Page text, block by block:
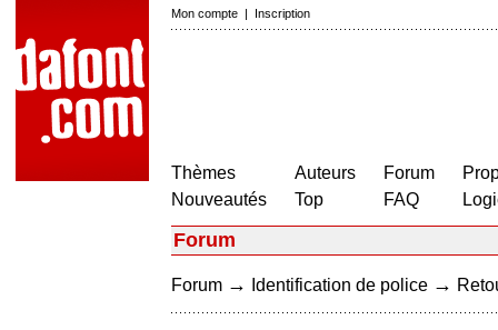
Mon compte | Inscription
Thèmes
Nouveautés
Auteurs
Top
Forum
FAQ
Forum
Forum → Identification de police →